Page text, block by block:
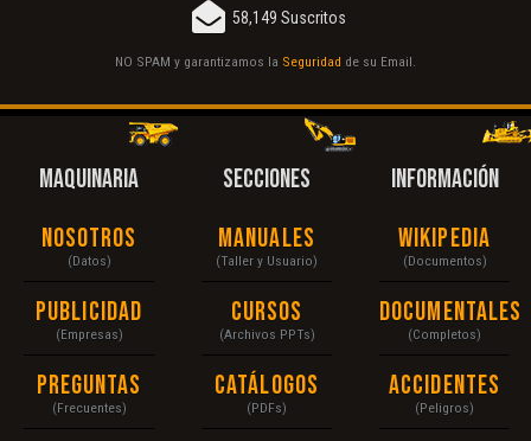
58,149 Suscritos
NO SPAM y garantizamos la Seguridad de su Email.
MAQUINARIA
Nosotros
(Datos)
Publicidad
(Empresas)
Preguntas
(Frecuentes)
SECCIONES
Manuales
(Taller y Usuario)
Cursos
(Archivos PPTs)
Catálogos
(PDFs)
INFORMACIÓN
Wikipedia
(Documentos)
Documentales
(Completos)
Accidentes
(Peligros)